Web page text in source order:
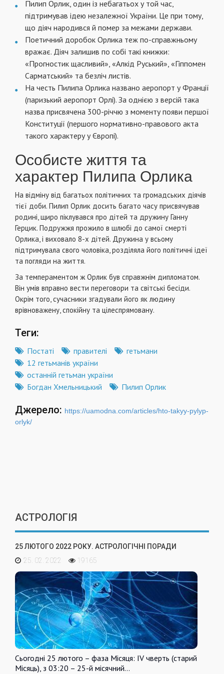
Пилип Орлик, один із небагатьох у той час,
підтримував ідею незалежної України. Це при тому,
що діяч народився й помер за межами держави.
Поетичний доробок Орлика теж по-справжньому
вражає. Діяч залишив по собі такі книжки:
«Прогностик щасливий», «Алкід Руський», «Гіппомен
Сарматський» та безліч листів.
На честь Пилипа Орлика названо аеропорт у Франції
(паризький аеропорт Орлі). За однією з версій така
назва присвячена 300-річчю з моменту появи першої
Конституції (першого нормативно-правового акта
такого характеру у Європі).
Особисте життя та
характер Пилипа Орлика
На відміну від багатьох політичних та громадських діячів
тієї доби. Пилип Орлик досить багато часу присвячував
родині, щиро піклувався про дітей та дружину Ганну
Герцик. Подружжя прожило в шлюбі до самої смерті
Орлика, і виховало 8-х дітей. Дружина у всьому
підтримувала свого чоловіка, розділяла його політичні ідеї
та погляди на життя.
За темпераментом ж Орлик був справжнім дипломатом.
Він умів вправно вести переговори та світські бесіди.
Окрім того, сучасники згадували його як людину
врівноважену, спокійну та цілеспрямовану.
Теги:
Постаті правителі
гетьмани
12 гетьманів україни
останній гетьман україни
Богдан Хмельницький
Пилип Орлик
Джерело: https://uamodna.com/articles/hto-takyy-pylyp-
orlyk/
АСТРОЛОГІЯ
25 ЛЮТОГО 2022 РОКУ. АСТРОЛОГІЧНІ ПОРАДИ
25. 02. 2022
19165
Сьогодні 25 лютого – фаза Місяця: IV чверть (старий
Місяць), з 03:20 – 25-й місячний…